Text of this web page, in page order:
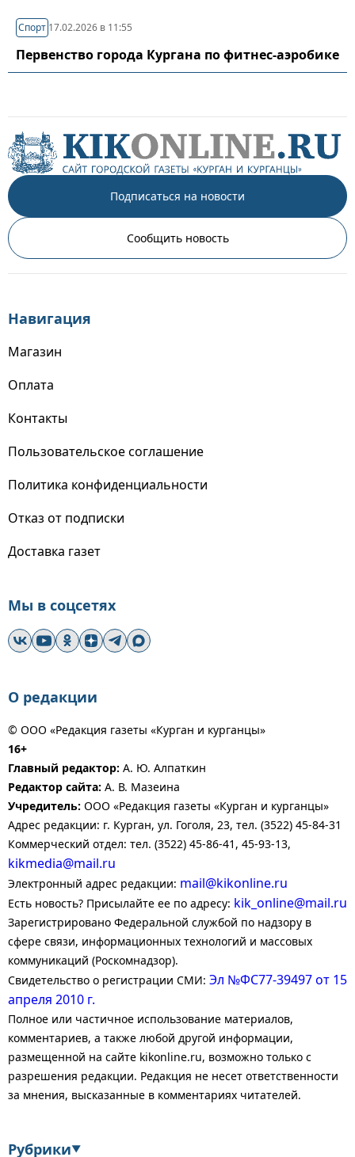
Спорт 17.02.2026 в 11:55
Первенство города Кургана по фитнес-аэробике
Подписаться на новости
Сообщить новость
Навигация
Магазин
Оплата
Контакты
Пользовательское соглашение
Политика конфиденциальности
Отказ от подписки
Доставка газет
Мы в соцсетях
О редакции
© ООО «Редакция газеты «Курган и курганцы»
16+
Главный редактор: А. Ю. Алпаткин
Редактор сайта: А. В. Мазеина
Учредитель: ООО «Редакция газеты «Курган и курганцы»
Адрес редакции: г. Курган, ул. Гоголя, 23, тел. (3522) 45-84-31
Коммерческий отдел: тел. (3522) 45-86-41, 45-93-13,
kikmedia@mail.ru
Электронный адрес редакции: mail@kikonline.ru
Есть новость? Присылайте ее по адресу: kik_online@mail.ru
Зарегистрировано Федеральной службой по надзору в
сфере связи, информационных технологий и массовых
коммуникаций (Роскомнадзор).
Свидетельство о регистрации СМИ: Эл №ФС77-39497 от 15
апреля 2010 г.
Полное или частичное использование материалов,
комментариев, а также любой другой информации,
размещенной на сайте kikonline.ru, возможно только с
разрешения редакции. Редакция не несет ответственности
за мнения, высказанные в комментариях читателей.
Рубрики▼